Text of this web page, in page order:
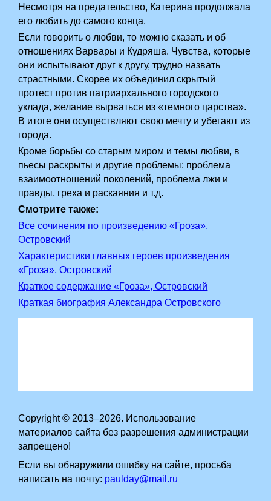
Несмотря на предательство, Катерина продолжала
его любить до самого конца.­­
Если говорить о любви, то можно сказать и об
отношениях Варвары и Кудряша. Чувства, которые
они испытывают друг к другу, трудно назвать
страстными. Скорее их объединил скрытый
протест против патриархального городского
уклада, желание вырваться из «темного царства».
В итоге они осуществляют свою мечту и убегают из
города.­­­­­­­­ ­
Кроме борьбы со старым миром и темы любви, в
пьесы раскрыты и другие проблемы: проблема
взаимоотношений поколений, проблема лжи и
правды, греха и раскаяния и т.д.
Смотрите также:
Все сочинения по произведению «Гроза»,
Островский
Характеристики главных героев произведения
«Гроза», Островский
Краткое содержание «Гроза», Островский
Краткая биография Александра Островского
Copyright © 2013–2026. Использование
материалов сайта без разрешения администрации
запрещено!
Если вы обнаружили ошибку на сайте, просьба
написать на почту: paulday@mail.ru